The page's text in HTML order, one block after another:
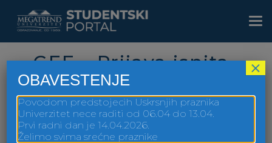
GEF – Prijava ispita
GEF Prijava ispita
OBAVESTENJE
Povodom predstojecih Uskrsnjih praznika
Univerzitet nece raditi od 06.04 do 13.04.
Prvi radni dan je 14.04.2026.
Želimo svima srećne praznike
×